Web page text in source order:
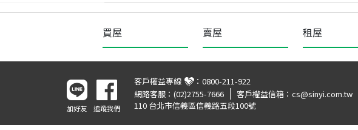
買屋 賣屋 租屋
加好友 追蹤我們
客戶權益專線 ： 0800-211-922
網路客服： (02)2755-7666 客戶權益信箱： cs@sinyi.com.tw
110 台北市信義區信義路五段100號